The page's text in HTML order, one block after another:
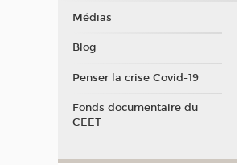
Médias
Blog
Penser la crise Covid-19
Fonds documentaire du
CEET